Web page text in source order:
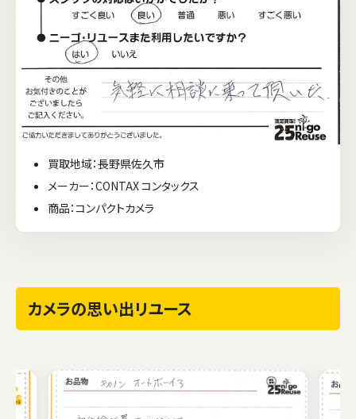
買取地域：長野県佐久市
メーカー：CONTAX コンタックス
商品：コンパクトカメラ
カメラの思い出リユース